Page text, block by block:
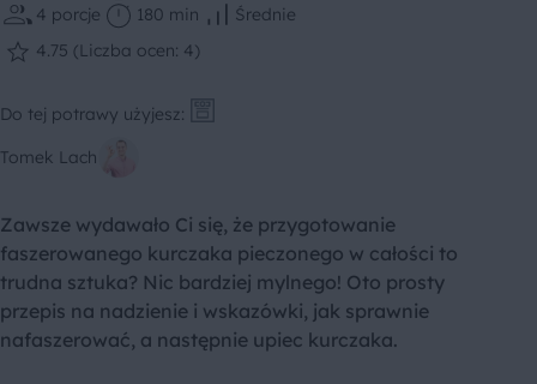
4 porcje 180 min
Średnie
4.75 (Liczba ocen: 4)
Do tej potrawy użyjesz:
Tomek Lach
Zawsze wydawało Ci się, że przygotowanie
faszerowanego kurczaka pieczonego w całości to
trudna sztuka? Nic bardziej mylnego! Oto prosty
przepis na nadzienie i wskazówki, jak sprawnie
nafaszerować, a następnie upiec kurczaka.